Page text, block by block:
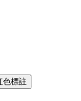
色標註